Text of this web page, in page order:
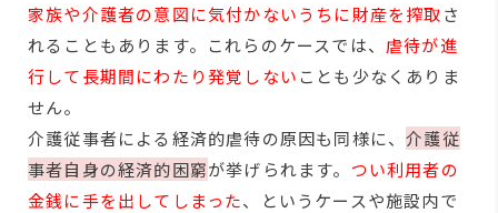
家族や介護者の意図に気付かないうちに財産を搾取さ
れることもあります。これらのケースでは、 虐待が進
行して長期間にわたり発覚しないことも少なくありま
せん。
介護従事者による経済的虐待の原因も同様に、介護従
事者自身の経済的困窮が挙げられます。 つい利用者の
金銭に手を出してしまった、というケースや施設内で